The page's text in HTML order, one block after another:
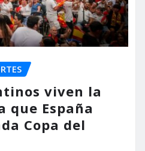
viven la
España
Copa del